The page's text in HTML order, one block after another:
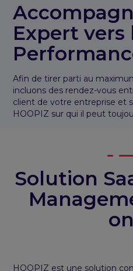
Expert vers
Afin de tirer parti au
incluons des rendez-vous
client de votre entreprise et
HOOPIZ sur qui il peut
Solution
HOOPIZ est une solution